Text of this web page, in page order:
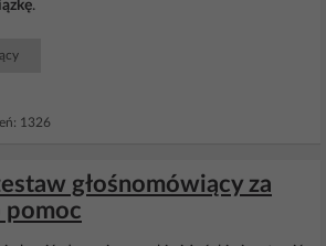
.
1326
głośnomówiący za
pomoc